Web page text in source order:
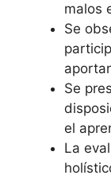
malos
Se
Se
el
La